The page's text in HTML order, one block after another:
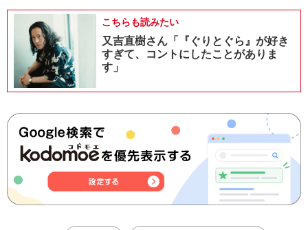
こちらも読みたい
又吉直樹さん「『ぐりとぐら』が好き
すぎて、コントにしたことがありま
す」